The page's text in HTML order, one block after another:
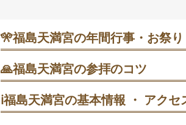
🎌福島天満宮の年間行事・お祭り
すい傾向。駅から近いので公共交通がおす
くと流れを追いやすく、写真も落ち着いて
12月31日〜1月1日 年末年始｜大晦日は終
🙏福島天満宮の参拝のコツ
要点を押さえて巡る。
ℹ️福島天満宮の基本情報 ・ アクセ